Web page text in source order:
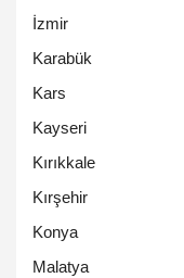
İzmir
Karabük
Kars
Kayseri
Kırıkkale
Kırşehir
Konya
Malatya